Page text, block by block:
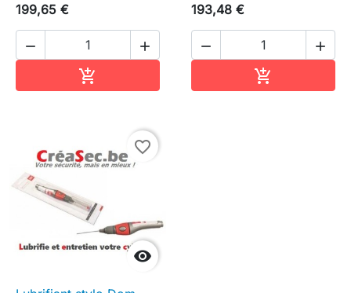
199,65 €
 

193,48 €
 


favorite_border